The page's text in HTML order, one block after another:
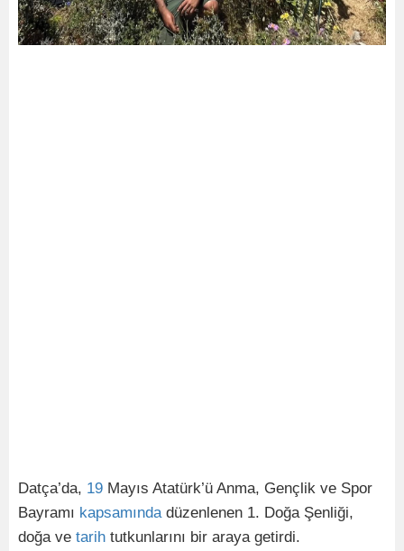
Datça’da, 19 Mayıs Atatürk’ü Anma, Gençlik ve Spor
Bayramı kapsamındadüzenlenen 1. Doğa Şenliği,
doğa ve tarih tutkunlarını bir araya getirdi.